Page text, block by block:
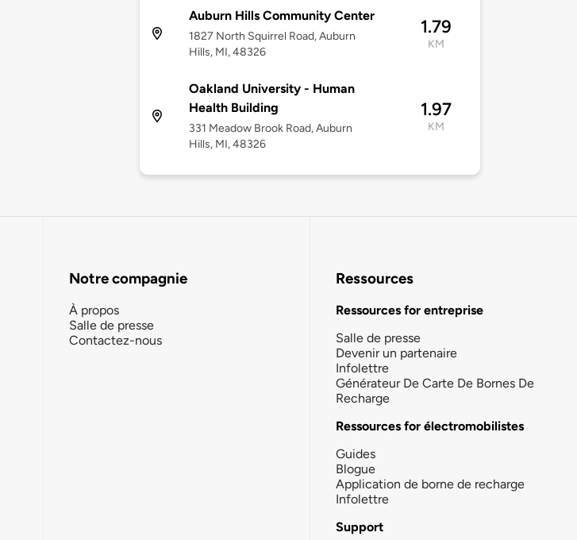
Auburn Hills Community Center
1827 North Squirrel Road, Auburn
Hills, MI, 48326
1.79
KM
Oakland University - Human
Health Building
331 Meadow Brook Road, Auburn
Hills, MI, 48326
1.97
KM
Notre compagnie
À propos
Salle de presse
Contactez-nous
Ressources
Ressources for entreprise
Salle de presse
Devenir un partenaire
Infolettre
Générateur De Carte De Bornes De
Recharge
Ressources for électromobilistes
Guides
Blogue
Application de borne de recharge
Infolettre
Support